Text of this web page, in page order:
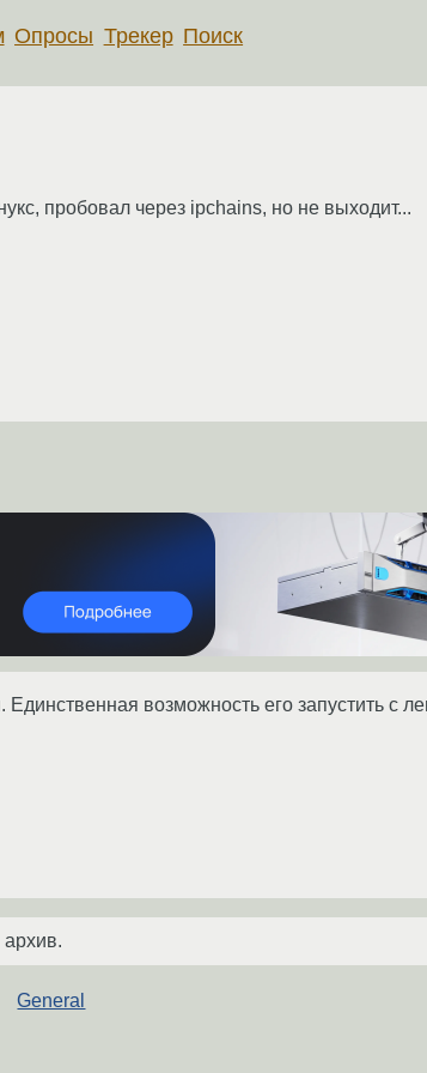
Опросы Трекер Поиск
пробовал через ipchains, но не выходит...
возможность его запустить с
General